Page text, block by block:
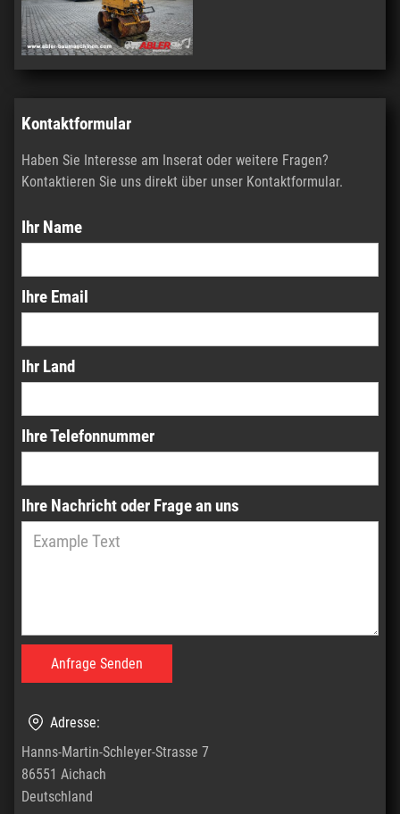
Kontaktformular
Haben Sie Interesse am Inserat oder weitere Fragen?
Kontaktieren Sie uns direkt über unser Kontaktformular.
Ihr Name
Ihre Email
Ihr Land
Ihre Telefonnummer
Ihre Nachricht oder Frage an uns
Adresse:
Hanns-Martin-Schleyer-Strasse 7
86551 Aichach
Deutschland